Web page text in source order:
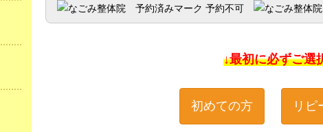
予約不可
↓最初に必ずご選
初めての方 リピ